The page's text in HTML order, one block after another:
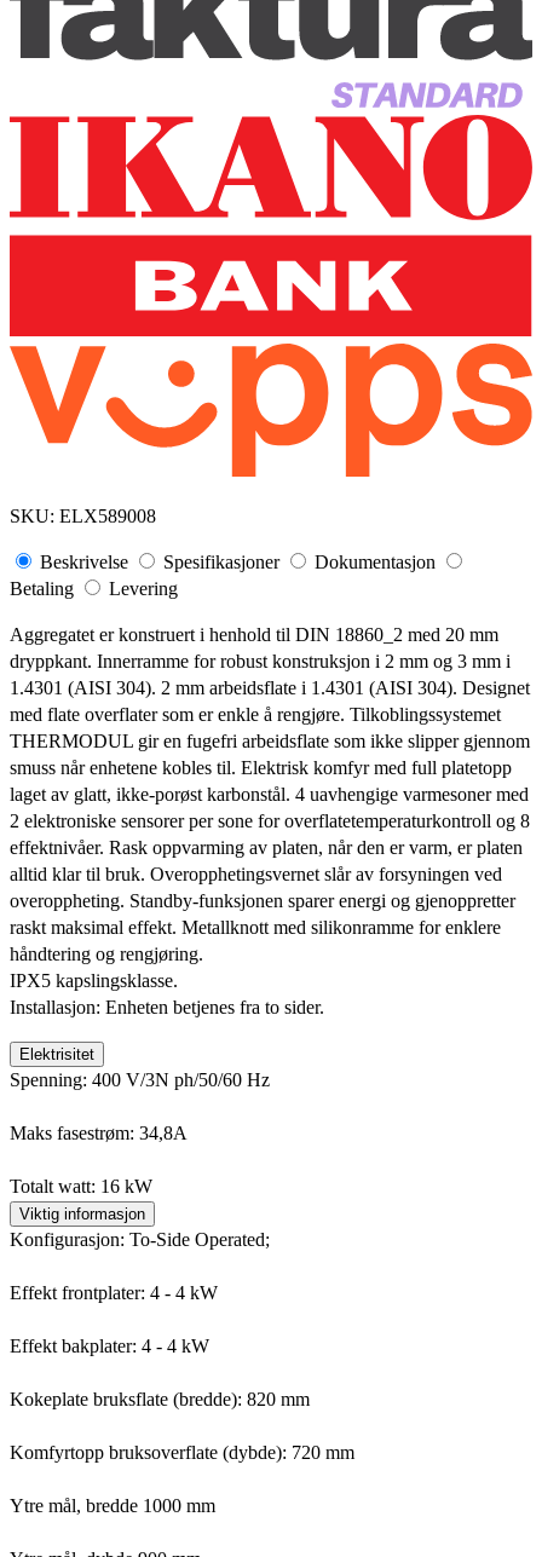
SKU: ELX589008
Beskrivelse Spesifikasjoner
Dokumentasjon
Betaling
Levering
Aggregatet er konstruert i henhold til DIN 18860_2 med 20 mm
dryppkant. Innerramme for robust konstruksjon i 2 mm og 3 mm i
1.4301 (AISI 304). 2 mm arbeidsflate i 1.4301 (AISI 304). Designet
med flate overflater som er enkle å rengjøre. Tilkoblingssystemet
THERMODUL gir en fugefri arbeidsflate som ikke slipper gjennom
smuss når enhetene kobles til. Elektrisk komfyr med full platetopp
laget av glatt, ikke-porøst karbonstål. 4 uavhengige varmesoner med
2 elektroniske sensorer per sone for overflatetemperaturkontroll og 8
effektnivåer. Rask oppvarming av platen, når den er varm, er platen
alltid klar til bruk. Overopphetingsvernet slår av forsyningen ved
overoppheting. Standby-funksjonen sparer energi og gjenoppretter
raskt maksimal effekt. Metallknott med silikonramme for enklere
håndtering og rengjøring.
IPX5 kapslingsklasse.
Installasjon: Enheten betjenes fra to sider.
Elektrisitet
Spenning: 400 V/3N ph/50/60 Hz
Maks fasestrøm: 34,8A
Totalt watt: 16 kW
Viktig informasjon
Konfigurasjon: To-Side Operated;
Effekt frontplater: 4 - 4 kW
Effekt bakplater: 4 - 4 kW
Kokeplate bruksflate (bredde): 820 mm
Komfyrtopp bruksoverflate (dybde): 720 mm
Ytre mål, bredde 1000 mm